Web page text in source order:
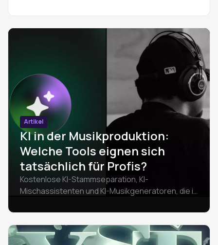
Artikel
KI in der Musikproduktion:
Welche Tools eignen sich
tatsächlich für Profis?
Kostenlose KI-Stammseparation, KI-
Mischassistenten und KI-Musikgeneratoren, die in
Bewertungen und Tipps zu den Tools UVR,
Sonible, Suno v5 und Amped Studio. Aktualisiert
2026.